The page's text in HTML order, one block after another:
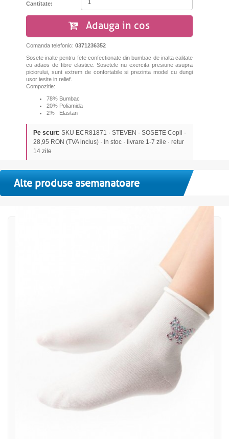
Cantitate:
Adauga in cos
Comanda telefonic: 0371236352
Sosete inalte pentru fete confectionate din bumbac de inalta calitate
cu adaos de fibre elastice. Sosetele nu exercita presiune asupra
piciorului, sunt extrem de confortabile si prezinta model cu dungi
usor iesite in relief.
Compozitie:
78% Bumbac
20% Poliamida
2% Elastan
Pe scurt: SKU ECR81871 · STEVEN · SOSETE Copii ·
28,95 RON (TVA inclus) · In stoc · livrare 1-7 zile · retur
14 zile
Alte produse asemanatoare